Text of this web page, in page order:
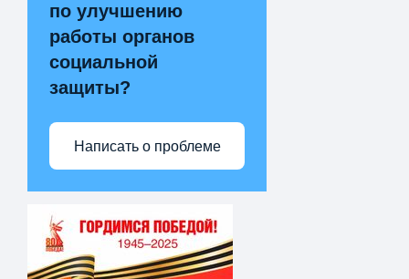
по улучшению
работы органов
социальной
защиты?
Написать о проблеме